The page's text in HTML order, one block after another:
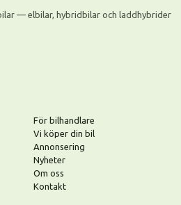
— elbilar, hybridbilar och laddhybrider
För bilhandlare
Vi köper din bil
Annonsering
Nyheter
Om oss
Kontakt